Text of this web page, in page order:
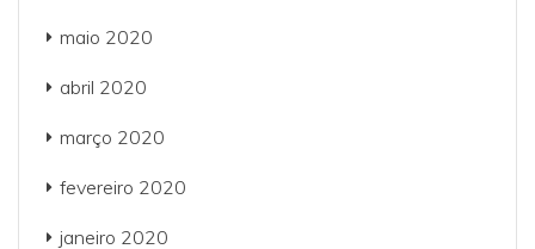
maio 2020
abril 2020
março 2020
fevereiro 2020
janeiro 2020